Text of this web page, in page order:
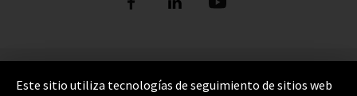
Pie de imprenta
Este sitio utiliza tecnologías de seguimiento de sitios web